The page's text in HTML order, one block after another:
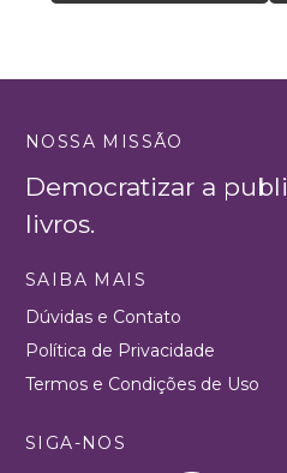
NOSSA MISSÃO
Democratizar a
livros.
SAIBA MAIS
Dúvidas e Contato
Política de Privacidade
Termos e Condições de Uso
SIGA-NOS